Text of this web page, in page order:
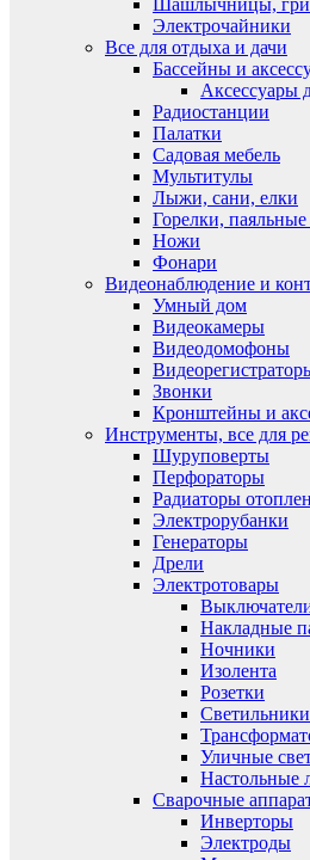
Шашлычницы,
Электрочайники
Все для отдыха и дачи
Бассейны и
Аксессуары
Радиостанции
Палатки
Садовая мебель
Мультитулы
Лыжи, сани, елки
Горелки,
Ножи
Фонари
Видеонаблюдение и
Умный дом
Видеокамеры
Видеодомофоны
Звонки
Кронштейны и
Инструменты, все для
Шуруповерты
Перфораторы
Радиаторы
Электрорубанки
Генераторы
Дрели
Электротовары
Накладные
Ночники
Изолента
Розетки
Светильники
Уличные
Настольные
Сварочные
Инверторы
Электроды